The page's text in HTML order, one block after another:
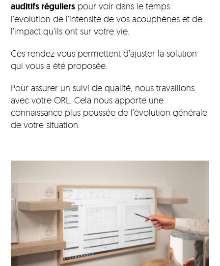
auditifs réguliers pour voir dans le temps
l’évolution de l’intensité de vos acouphènes et de
l’impact qu’ils ont sur votre vie.
Ces rendez-vous permettent d’ajuster la solution
qui vous a été proposée.
Pour assurer un suivi de qualité, nous travaillons
avec votre ORL. Cela nous apporte une
connaissance plus poussée de l’évolution générale
de votre situation.